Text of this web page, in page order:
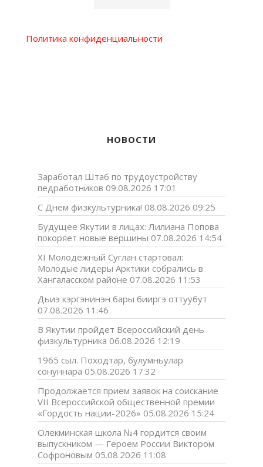
Политика конфиденциальности
НОВОСТИ
Заработал Штаб по трудоустройству
педработников 09.08.2026 17:01
С Днем физкультурника! 08.08.2026 09:25
Будущее Якутии в лицах: Лилиана Попова
покоряет новые вершины 07.08.2026 14:54
XI Молодёжный Суглан стартовал:
Молодые лидеры Арктики собрались в
Хангаласском районе 07.08.2026 11:53
Дьиэ кэргэнинэн бары бииргэ оттуубут
07.08.2026 11:46
В Якутии пройдет Всероссийский день
физкультурника 06.08.2026 12:19
1965 сыл. Походтар, булумньулар
сонуннара 05.08.2026 17:32
Продолжается прием заявок на соискание
VII Всероссийской общественной премии
«Гордость нации-2026» 05.08.2026 15:24
Олекминская школа №4 гордится своим
выпускником — Героем России Виктором
Софроновым 05.08.2026 11:08